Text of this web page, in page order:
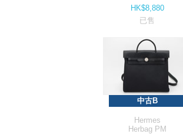
HK$8,880
已售
中古B
Hermes
Herbag PM